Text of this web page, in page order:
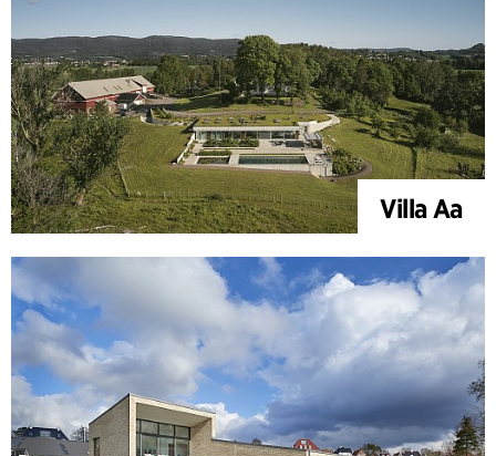
Villa Aa